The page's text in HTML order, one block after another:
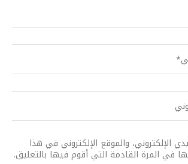
الإلكتروني، والموقع الإلكتروني في هذا
في المرة القادمة التي أقوم فيها بالتعليق.